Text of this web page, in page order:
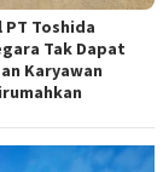
Toshida
Tak Dapat
Karyawan